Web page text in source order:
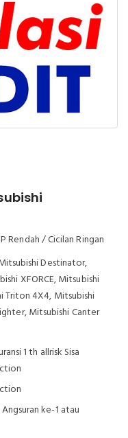
Rendah / Cicilan Ringan
Destinator,
XFORCE, Mitsubishi
Triton 4X4, Mitsubishi
Mitsubishi Canter
1 th allrisk Sisa
ke-1 atau